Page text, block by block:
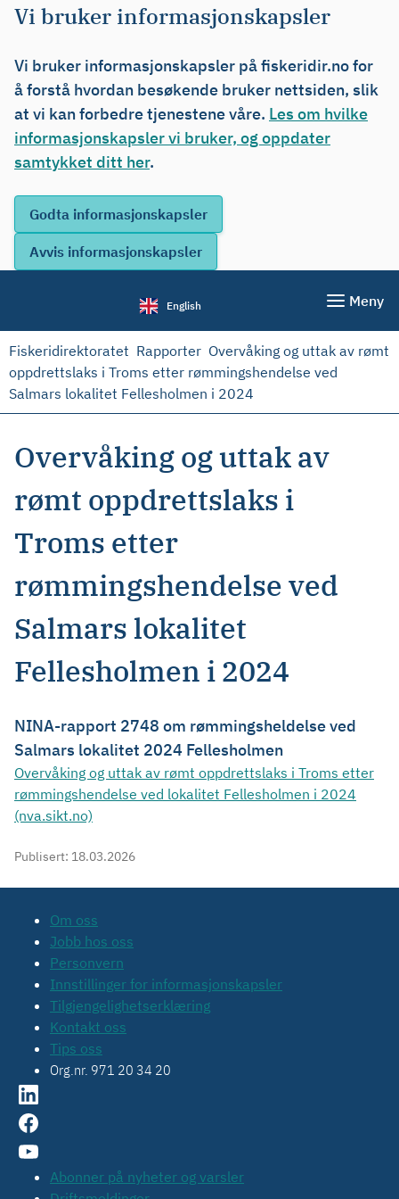
Vi bruker informasjonskapsler
Vi bruker informasjonskapsler på fiskeridir.no for
å forstå hvordan besøkende bruker nettsiden, slik
at vi kan forbedre tjenestene våre. Les om hvilke
informasjonskapsler vi bruker, og oppdater
samtykket ditt her.
English Meny
Fiskeridirektoratet Rapporter Overvåking og uttak av rømt
oppdrettslaks i Troms etter rømmingshendelse ved
Salmars lokalitet Fellesholmen i 2024
Overvåking og uttak av
rømt oppdrettslaks i
Troms etter
rømmingshendelse ved
Salmars lokalitet
Fellesholmen i 2024
NINA-rapport 2748 om rømmingsheldelse ved
Salmars lokalitet 2024 Fellesholmen
Overvåking og uttak av rømt oppdrettslaks i Troms etter
rømmingshendelse ved lokalitet Fellesholmen i 2024
(nva.sikt.no)
Publisert: 18.03.2026
Om oss
Jobb hos oss
Personvern
Innstillinger for informasjonskapsler
Tilgjengelighetserklæring
Kontakt oss
Tips oss
Org.nr. 971 20 34 20
Abonner på nyheter og varsler